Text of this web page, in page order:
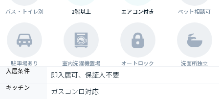
バス・トイレ別 2階以上 エアコン付き ペット相談可
駐車場あり 室内洗濯機置場 オートロック 洗面所独立
入居条件 即入居可、保証人不要
キッチン ガスコンロ対応